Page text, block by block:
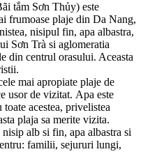
tắm Sơn Thủy) este
frumoase plaje din Da Nang,
nisipul fin, apa albastra,
Sơn Trà si aglomeratia
din centrul orasului. Aceasta
mai apropiate plaje de
usor de vizitat. Apa este
acestea, privelistea
plaja sa merite vizita.
alb si fin, apa albastra si
familii, sejururi lungi,